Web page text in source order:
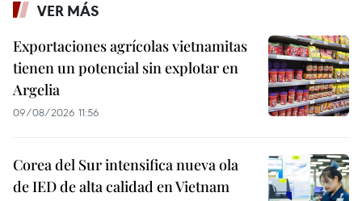
VER MÁS
Exportaciones agrícolas vietnamitas
tienen un potencial sin explotar en
Argelia
09/08/2026 11:56
Corea del Sur intensifica nueva ola
de IED de alta calidad en Vietnam